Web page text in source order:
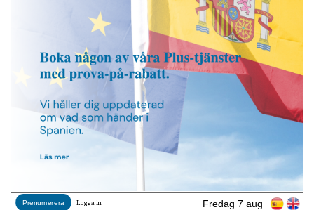
Fredag 7 aug
Prenumerera Logga in